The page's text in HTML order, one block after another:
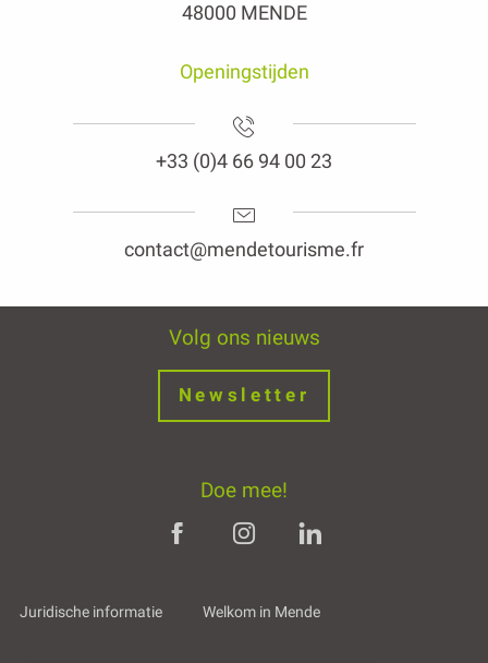
48000 MENDE
Openingstijden
+33 (0)4 66 94 00 23
contact@mendetourisme.fr
Volg ons nieuws
Newsletter
Doe mee!
Juridische informatie Welkom in Mende